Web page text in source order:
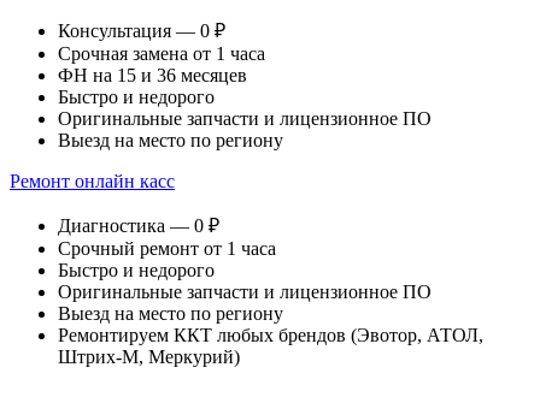
Консультация — 0 ₽
Срочная замена от 1 часа
ФН на 15 и 36 месяцев
Быстро и недорого
Оригинальные запчасти и лицензионное ПО
Выезд на место по региону
Ремонт онлайн касс
Диагностика — 0 ₽
Срочный ремонт от 1 часа
Быстро и недорого
Оригинальные запчасти и лицензионное ПО
Выезд на место по региону
Ремонтируем ККТ любых брендов (Эвотор, АТОЛ,
Штрих-М, Меркурий)